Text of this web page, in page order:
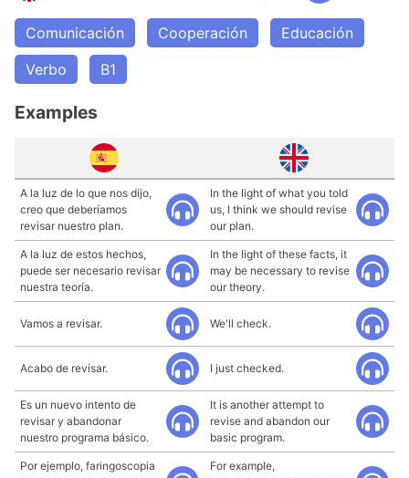
Comunicación Cooperación
Educación
Verbo
B1
Examples
A la luz de lo que nos dijo,
creo que deberíamos
revisar nuestro plan.
In the light of what you told
us, I think we should revise
our plan.
A la luz de estos hechos,
puede ser necesario revisar
nuestra teoría.
In the light of these facts, it
may be necessary to revise
our theory.
Vamos a revisar. We'll check.
Acabo de revisar. I just checked.
Es un nuevo intento de
revisar y abandonar
nuestro programa básico.
It is another attempt to
revise and abandon our
basic program.
Por ejemplo, faringoscopia
For example,